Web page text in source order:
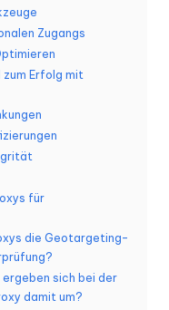
Zugangs
Erfolg mit
für
die Geotargeting-
sich bei der
damit um?